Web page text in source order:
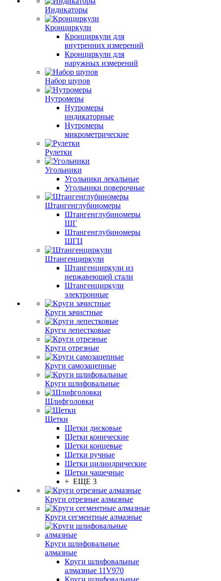
Индикаторы
Кронциркули
Кронциркули для
внутренних измерений
Кронциркули для
наружных измерений
Набор щупов
Нутромеры
Нутромеры
индикаторные
Нутромеры
микрометрические
Рулетки
Угольники
Угольники лекальные
Угольники поверочные
Штангенглубиномеры
Штангенглубиномеры
ШГ
Штангенглубиномеры
ШГЦ
Штангенциркули
Штангенциркули из
нержавеющей стали
Штангенциркули
электронные
Круги зачистные
Круги лепестковые
Круги отрезные
Круги самозацепные
Круги шлифовальные
Шлифголовки
Щетки
Щетки дисковые
Щетки конические
Щетки концевые
Щетки ручные
Щетки цилиндрические
Щетки чашечные
+ ЕЩЕ 3
Круги отрезные алмазные
Круги сегментные алмазные
Круги шлифовальные
алмазные
Круги шлифовальные
алмазные 11V970
Круги шлифовальные